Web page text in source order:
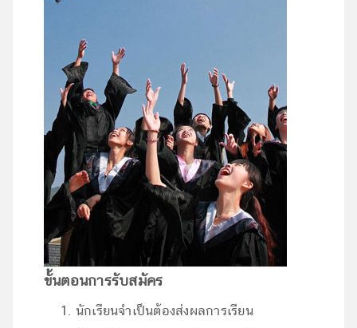
ขั้นตอนการรับสมัคร
นักเรียนจำเป็นต้องส่งผลการเรียน